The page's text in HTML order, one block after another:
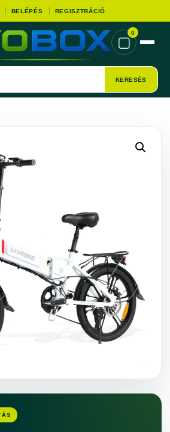
BELÉPÉS REGISZTRÁCIÓ
KERESÉS
▢
0